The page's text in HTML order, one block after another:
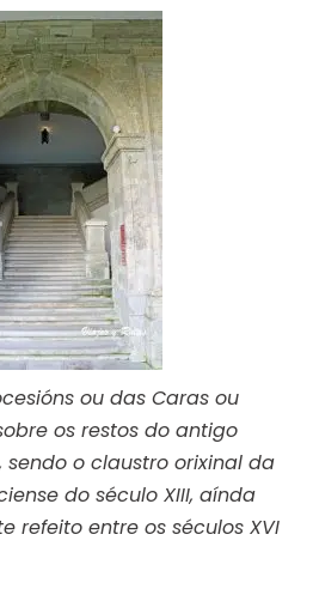
ou das Caras ou
os restos do antigo
o claustro orixinal da
do século XIII, aínda
refeito entre os séculos XVI